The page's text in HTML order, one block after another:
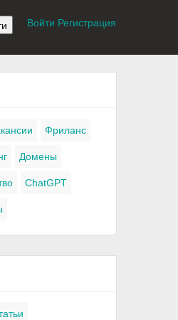
Войти Регистрация
Фриланс
Домены
ChatGPT